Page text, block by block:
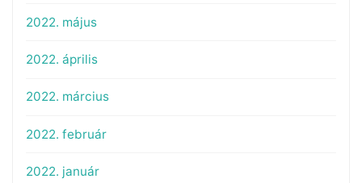
2022. május
2022. április
2022. március
2022. február
2022. január